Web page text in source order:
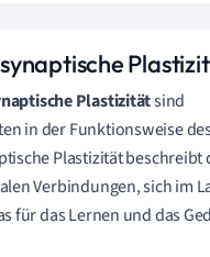
Plastizitätsind
in der Funktionsweise
Plastizität beschreibt
Verbindungen, sich im
für das Lernen und das